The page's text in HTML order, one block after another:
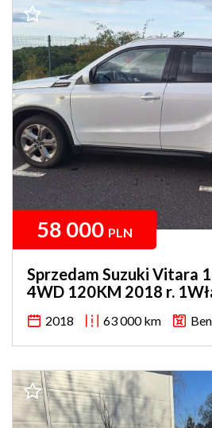
58 000 PLN
Sprzedam Suzuki Vitara
4WD 120KM 2018 r.
2018 63 000 km